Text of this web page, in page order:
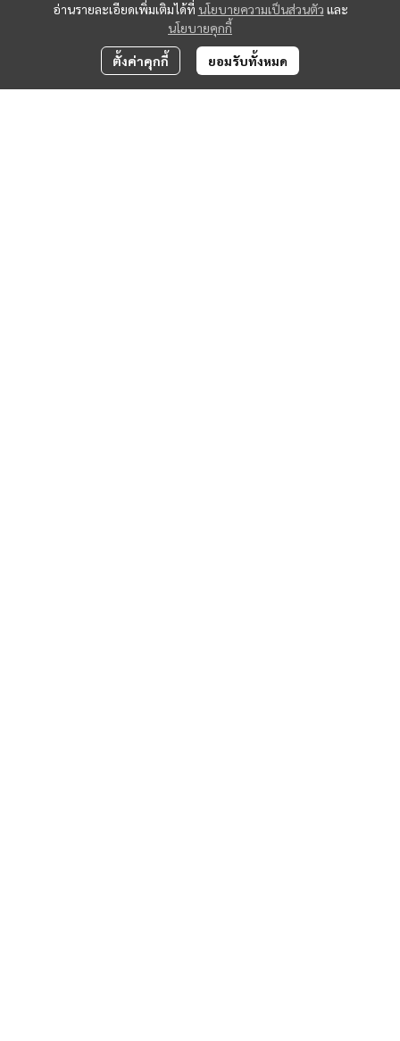
อ่านรายละเอียดเพิ่มเติมได้ที่ นโยบายความเป็นส่วนตัว และ
นโยบายคุกกี้
ตั้งค่าคุกกี้ ยอมรับทั้งหมด